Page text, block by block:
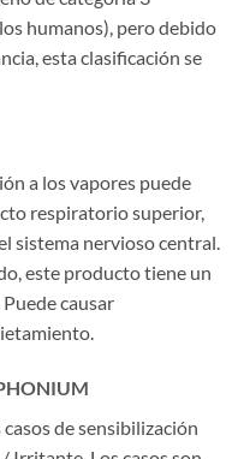
humanos), pero debido
esta clasificación se
a los vapores puede
respiratorio superior,
sistema nervioso central.
este producto tiene un
causar
de sensibilización